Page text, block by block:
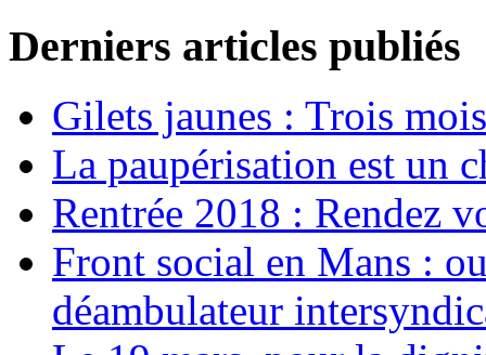
Derniers articles publiés
Gilets jaunes : Trois
La paupérisation est un
Rentrée 2018 : Rendez
Front social en Mans :
déambulateur